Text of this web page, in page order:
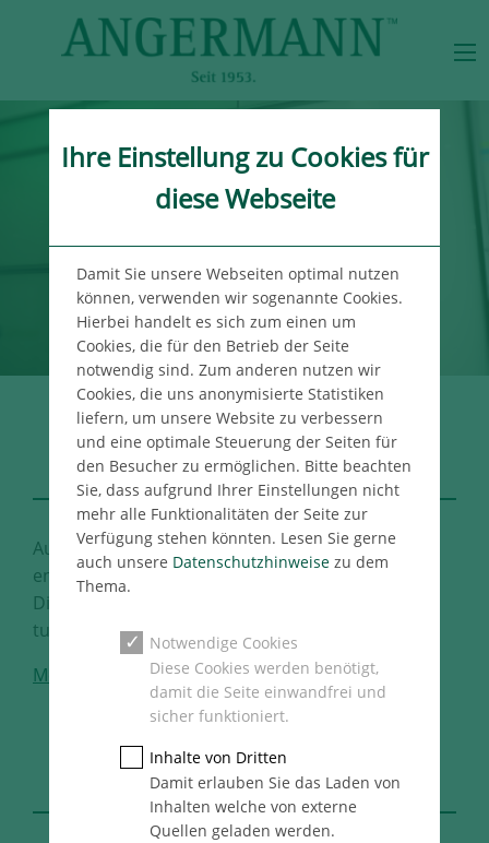
UNSER WISSEN
FÜR IHREN ERFOLG
Auf Sie kommt es für uns an. Treten Sie ein und
entdecken Sie unser vielfältiges
Dienstleitungsangebot. Was können wir für Sie
tun?
Mehr
YOUR BEST FUTURE
Ihre Einstellung zu Cookies für
diese Webseite
Damit Sie unsere Webseiten optimal nutzen
können, verwenden wir sogenannte Cookies.
Hierbei handelt es sich zum einen um
Cookies, die für den Betrieb der Seite
notwendig sind. Zum anderen nutzen wir
Cookies, die uns anonymisierte Statistiken
liefern, um unsere Website zu verbessern
und eine optimale Steuerung der Seiten für
den Besucher zu ermöglichen. Bitte beachten
Sie, dass aufgrund Ihrer Einstellungen nicht
mehr alle Funktionalitäten der Seite zur
Verfügung stehen könnten. Lesen Sie gerne
auch unsere Datenschutzhinweisezu dem
Thema.
Notwendige Cookies
Diese Cookies werden benötigt,
damit die Seite einwandfrei und
sicher funktioniert.
Inhalte von Dritten
Damit erlauben Sie das Laden von
Inhalten welche von externe
Quellen geladen werden.